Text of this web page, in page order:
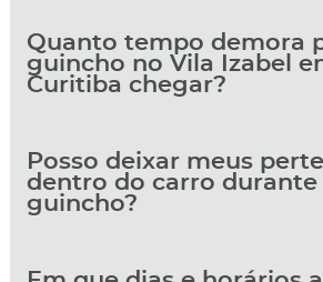
Quanto tempo demora
guincho no Vila Izabel
Curitiba chegar?
Posso deixar meus
dentro do carro durante
guincho?